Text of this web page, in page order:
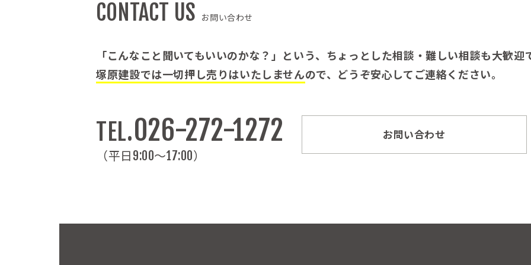
CONTACT US お問い合わせ
「こんなこと聞いてもいいのかな？」という、ちょっとした相談・難しい相談も大歓迎
塚原建設では一切押し売りはいたしませんので、どうぞ安心してご連絡ください。
TEL.026-272-1272
（平日9:00～17:00）
お問い合わせ